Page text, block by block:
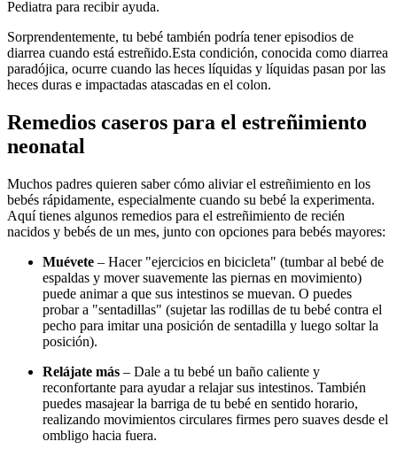
Pediatra para recibir ayuda.
Sorprendentemente, tu bebé también podría tener episodios de
diarrea cuando está estreñido.Esta condición, conocida como diarrea
paradójica, ocurre cuando las heces líquidas y líquidas pasan por las
heces duras e impactadas atascadas en el colon.
Remedios caseros para el estreñimiento
neonatal
Muchos padres quieren saber cómo aliviar el estreñimiento en los
bebés rápidamente, especialmente cuando su bebé la experimenta.
Aquí tienes algunos remedios para el estreñimiento de recién
nacidos y bebés de un mes, junto con opciones para bebés mayores:
Muévete – Hacer "ejercicios en bicicleta" (tumbar al bebé de
espaldas y mover suavemente las piernas en movimiento)
puede animar a que sus intestinos se muevan. O puedes
probar a "sentadillas" (sujetar las rodillas de tu bebé contra el
pecho para imitar una posición de sentadilla y luego soltar la
posición).
Relájate más – Dale a tu bebé un baño caliente y
reconfortante para ayudar a relajar sus intestinos. También
puedes masajear la barriga de tu bebé en sentido horario,
realizando movimientos circulares firmes pero suaves desde el
ombligo hacia fuera.